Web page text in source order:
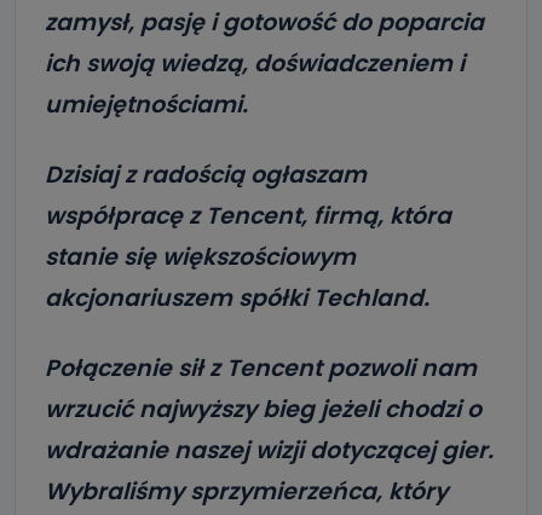
zamysł, pasję i gotowość do poparcia
ich swoją wiedzą, doświadczeniem i
umiejętnościami.
Dzisiaj z radością ogłaszam
współpracę z Tencent, firmą, która
stanie się większościowym
akcjonariuszem spółki Techland.
Połączenie sił z Tencent pozwoli nam
wrzucić najwyższy bieg jeżeli chodzi o
wdrażanie naszej wizji dotyczącej gier.
Wybraliśmy sprzymierzeńca, który